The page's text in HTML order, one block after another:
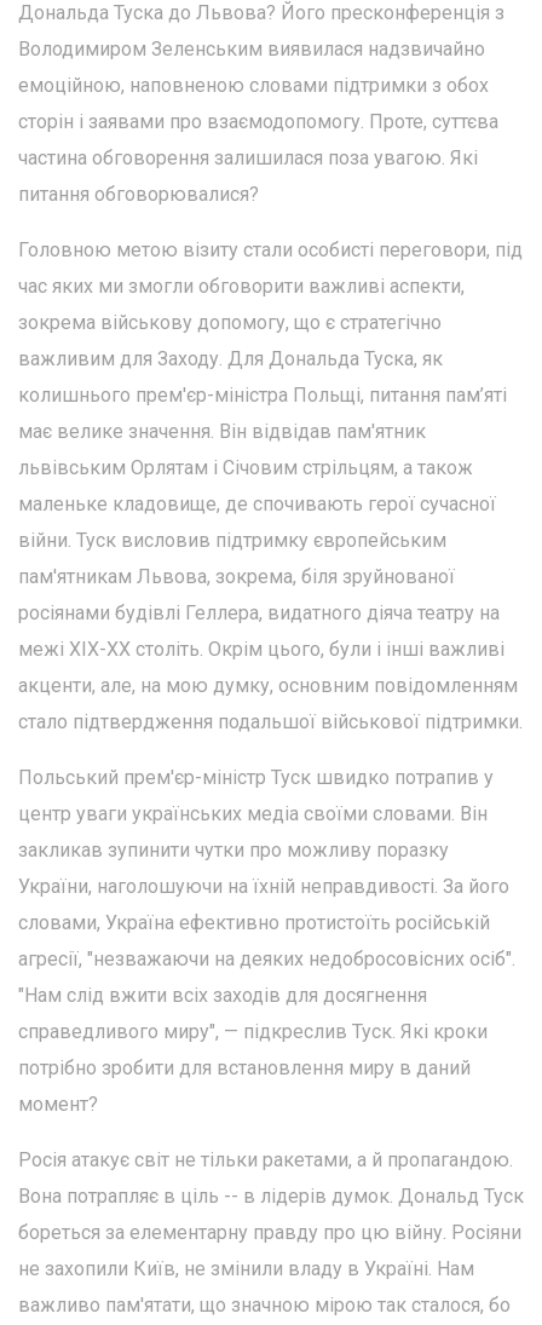
Дональда Туска до Львова? Його пресконференція з
Володимиром Зеленським виявилася надзвичайно
емоційною, наповненою словами підтримки з обох
сторін і заявами про взаємодопомогу. Проте, суттєва
частина обговорення залишилася поза увагою. Які
питання обговорювалися?
Головною метою візиту стали особисті переговори, під
час яких ми змогли обговорити важливі аспекти,
зокрема військову допомогу, що є стратегічно
важливим для Заходу. Для Дональда Туска, як
колишнього прем'єр-міністра Польщі, питання пам’яті
має велике значення. Він відвідав пам'ятник
львівським Орлятам і Січовим стрільцям, а також
маленьке кладовище, де спочивають герої сучасної
війни. Туск висловив підтримку європейським
пам'ятникам Львова, зокрема, біля зруйнованої
росіянами будівлі Геллера, видатного діяча театру на
межі ХІХ-ХХ століть. Окрім цього, були і інші важливі
акценти, але, на мою думку, основним повідомленням
стало підтвердження подальшої військової підтримки.
Польський прем'єр-міністр Туск швидко потрапив у
центр уваги українських медіа своїми словами. Він
закликав зупинити чутки про можливу поразку
України, наголошуючи на їхній неправдивості. За його
словами, Україна ефективно протистоїть російській
агресії, "незважаючи на деяких недобросовісних осіб".
"Нам слід вжити всіх заходів для досягнення
справедливого миру", — підкреслив Туск. Які кроки
потрібно зробити для встановлення миру в даний
момент?
Росія атакує світ не тільки ракетами, а й пропагандою.
Вона потрапляє в ціль -- в лідерів думок. Дональд Туск
бореться за елементарну правду про цю війну. Росіяни
не захопили Київ, не змінили владу в Україні. Нам
важливо пам'ятати, що значною мірою так сталося, бо